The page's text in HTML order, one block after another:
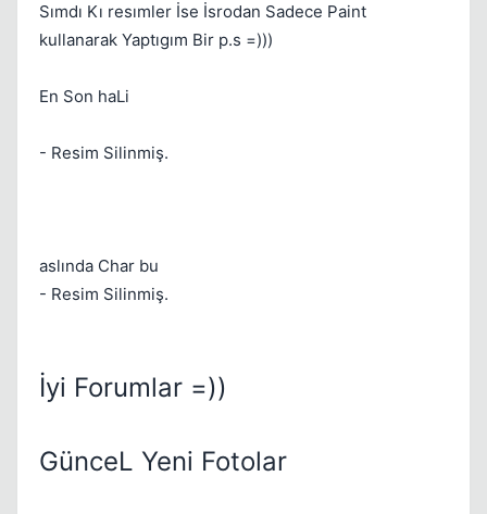
Sımdı Kı resımler İse İsrodan Sadece Paint
kullanarak Yaptıgım Bir p.s =)))
En Son haLi
- Resim Silinmiş.
aslında Char bu
- Resim Silinmiş.
İyi Forumlar =))
GünceL Yeni Fotolar